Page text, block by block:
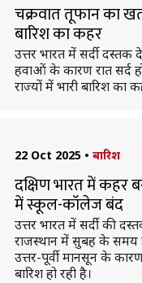
चक्रवात तूफान का
बारिश का कहर
उत्तर भारत में सर्दी दस्तक
हवाओं के कारण रात सर्द
राज्यों में भारी बारिश का
22 Oct 2025 • बारिश
दक्षिण भारत में कहर
में स्कूल-कॉलेज बंद
उत्तर भारत में सर्दी की
राजस्थान में सुबह के समय
उत्तर-पूर्वी मानसून के
बारिश हो रही है।